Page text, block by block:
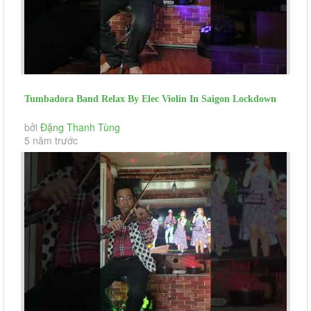
Tumbadora Band Relax By Elec Violin In Saigon Lockdown
Right Here Waiting...
bởi Đặng Thanh Tùng
5 năm trước